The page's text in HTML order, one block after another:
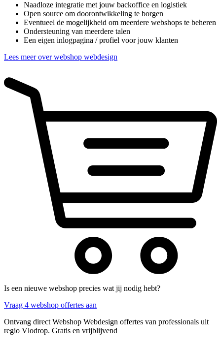
Naadloze integratie met jouw backoffice en logistiek
Open source om doorontwikkeling te borgen
Eventueel de mogelijkheid om meerdere webshops te beheren
Ondersteuning van meerdere talen
Een eigen inlogpagina / profiel voor jouw klanten
Lees meer over webshop webdesign
Is een nieuwe webshop precies wat jij nodig hebt?
Vraag 4 webshop offertes aan
Ontvang direct Webshop Webdesign offertes van professionals uit
regio Vlodrop. Gratis en vrijblijvend